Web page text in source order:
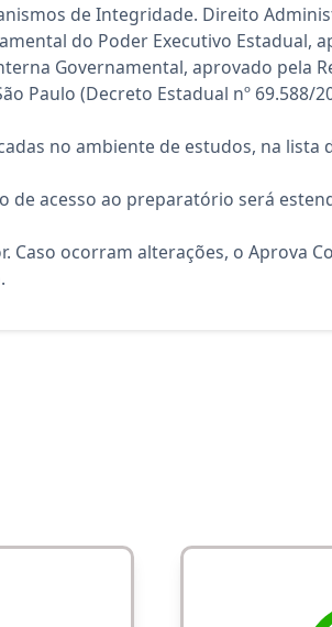
de Integridade. Direito
do Poder Executivo Estadual,
Governamental, aprovado pela
Paulo (Decreto Estadual nº 69.588/
no ambiente de estudos, na lista
acesso ao preparatório será
ocorram alterações, o Aprova